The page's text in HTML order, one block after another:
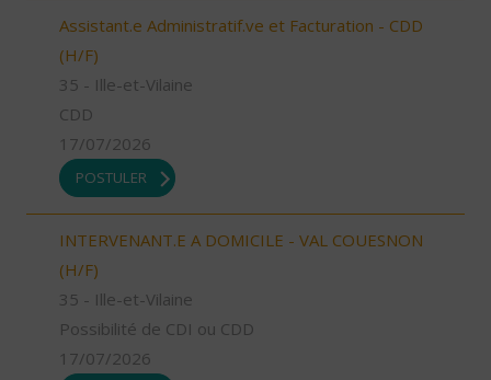
Assistant.e Administratif.ve et Facturation - CDD
(H/F)
35 - Ille-et-Vilaine
CDD
17/07/2026
POSTULER
INTERVENANT.E A DOMICILE - VAL COUESNON
(H/F)
35 - Ille-et-Vilaine
Possibilité de CDI ou CDD
17/07/2026